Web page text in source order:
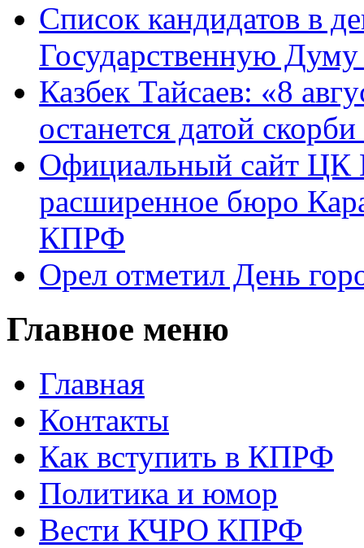
Список кандидатов в
Государственную
Казбек Тайсаев: «8
останется датой
Официальный сайт ЦК
расширенное бюро
КПРФ
Орел отметил День
Главное меню
Главная
Контакты
Как вступить в КПРФ
Политика и юмор
Вести КЧРО КПРФ